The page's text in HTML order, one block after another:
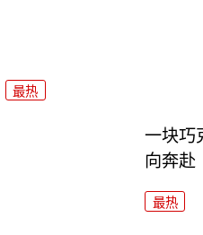
最热
一块巧
向奔赴
最热